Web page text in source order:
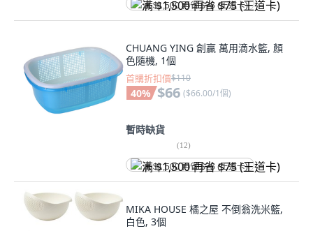
满 $1,500 再省 $75 (王道卡)
CHUANG YING 創贏 萬用滴水籃, 顏
色隨機, 1個
首購折扣價$110
40% $66 ($66.00/1個)
暫時缺貨
(12)
满 $1,500 再省 $75 (王道卡)
MIKA HOUSE 橘之屋 不倒翁洗米籃,
白色, 3個